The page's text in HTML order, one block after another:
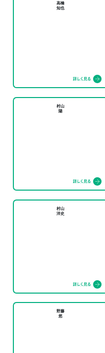
高橋
知也
村山
陽
村山
洋史
野藤
悠